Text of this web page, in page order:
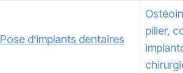
Pose d’implants dentaires
pilier,